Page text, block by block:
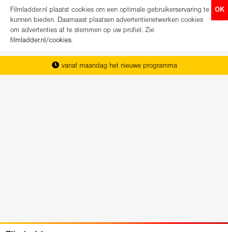
OK
Filmladder.nl plaatst cookies om een optimale gebruikerservaring te
kunnen bieden. Daarnaast plaatsen advertentienetwerken cookies
om advertenties af te stemmen op uw profiel. Zie
filmladder.nl/cookies.
vanaf maandag het nieuwe programma
het complete overzicht van Nederland
koop direct je kaartjes